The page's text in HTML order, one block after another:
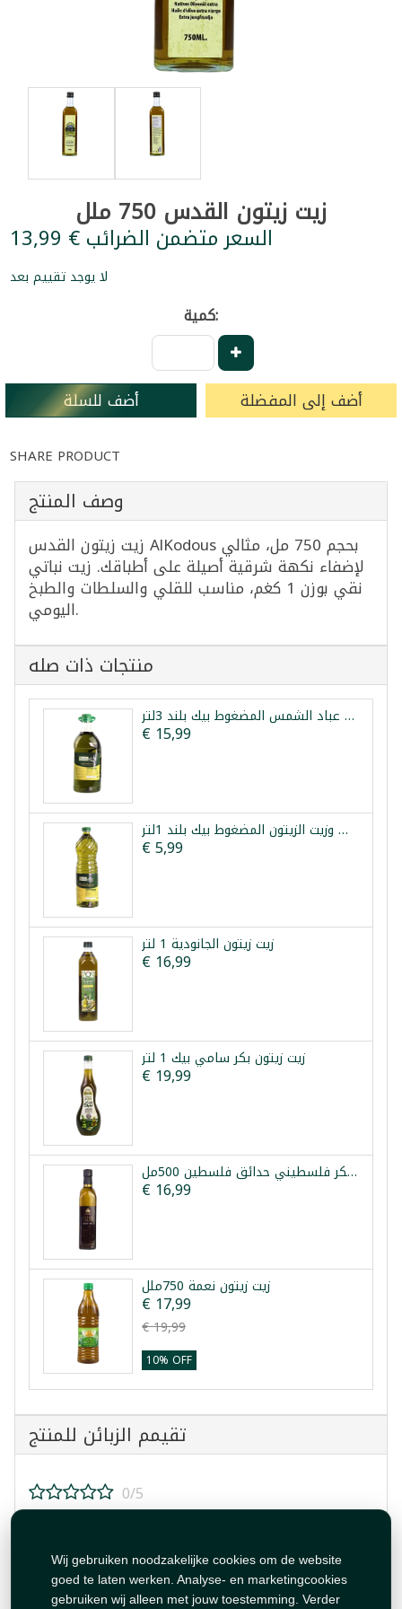
Wij gebruiken noodzakelijke cookies om de website
goed te laten werken. Analyse- en marketingcookies
gebruiken wij alleen met jouw toestemming. Verder
زيت زيتون القدس 750 ملل
السعر متضمن الضرائب € 13,99
لا يوجد تقييم بعد
كمية:
أضف للسلة أضف إلى المفضلة
SHARE PRODUCT
وصف المنتج
زيت زيتون القدس AlKodous بحجم 750 مل، مثالي
لإضفاء نكهة شرقية أصيلة على أطباقك. زيت نباتي
نقي بوزن 1 كغم، مناسب للقلي والسلطات والطبخ
اليومي.
منتجات ذات صله
زيت الزيتون زيت عباد الشمس المضغوط بيك بلند 3لتر
€ 15,99
زيت عباد الشمس وزيت الزيتون المضغوط بيك بلند 1لتر
€ 5,99
زيت زيتون الجانودية 1 لتر
€ 16,99
زيت زيتون بكر سامي بيك 1 لتر
€ 19,99
زيت زيتون بكر فلسطيني حدائق فلسطين 500مل
€ 16,99
زيت زيتون نعمة 750ملل
€ 17,99
€ 19,99
10% OFF
تقيمم الزبائن للمنتج
0/5